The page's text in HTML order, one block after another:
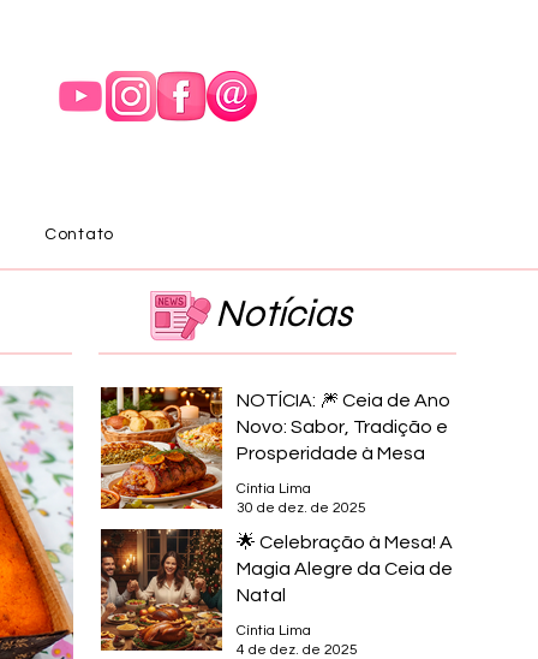
Contato
Notícias
NOTÍCIA: 🎆 Ceia de Ano
Novo: Sabor, Tradição e
Prosperidade à Mesa
Cíntia Lima
30 de dez. de 2025
🌟 Celebração à Mesa! A
Magia Alegre da Ceia de
Natal
Cíntia Lima
4 de dez. de 2025